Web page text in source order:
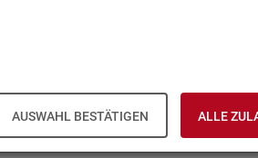
AUSWAHL BESTÄTIGEN ALLE